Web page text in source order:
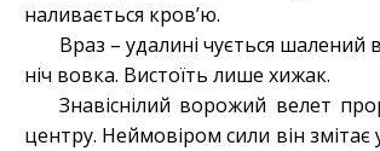
наливається кров’ю.
Враз – удалині чується шалений
ніч вовка. Вистоїть лише хижак.
Знавіснілий ворожий велет
центру. Неймовіром сили він змітає